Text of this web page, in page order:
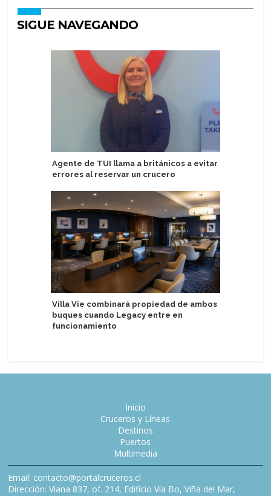
SIGUE NAVEGANDO
Agente de TUI llama a británicos a evitar
errores al reservar un crucero
Villa Vie combinará propiedad de ambos
buques cuando Legacy entre en
funcionamiento
Inicio
Cruceros y Líneas
Destinos
Puertos
Multimedia
Email: contacto@portalcruceros.cl
Dirección: Viana 837, of. 214, Edificio Vía Bo, Viña del Mar,